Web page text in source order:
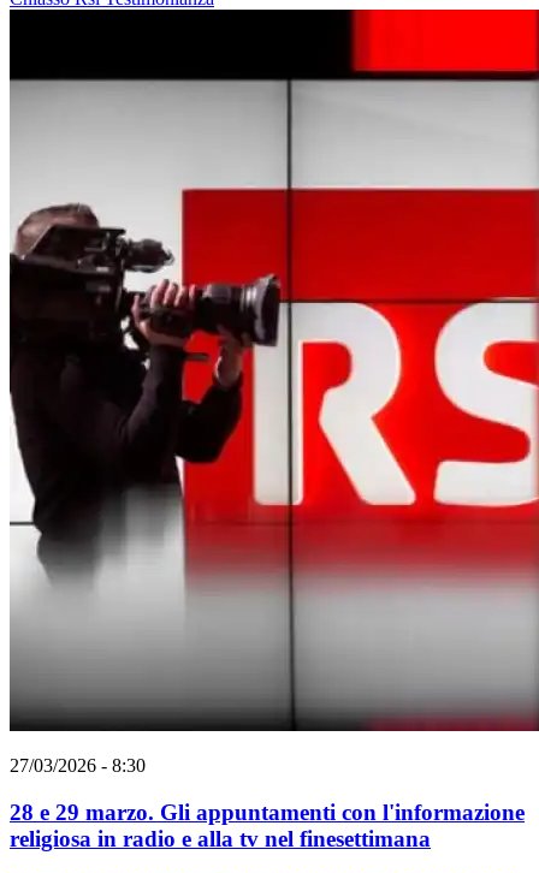
27/03/2026 - 8:30
28 e 29 marzo. Gli appuntamenti con l'informazione
religiosa in radio e alla tv nel finesettimana